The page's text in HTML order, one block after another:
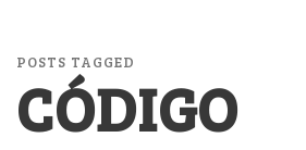
POSTS TAGGED
CÓDIGO